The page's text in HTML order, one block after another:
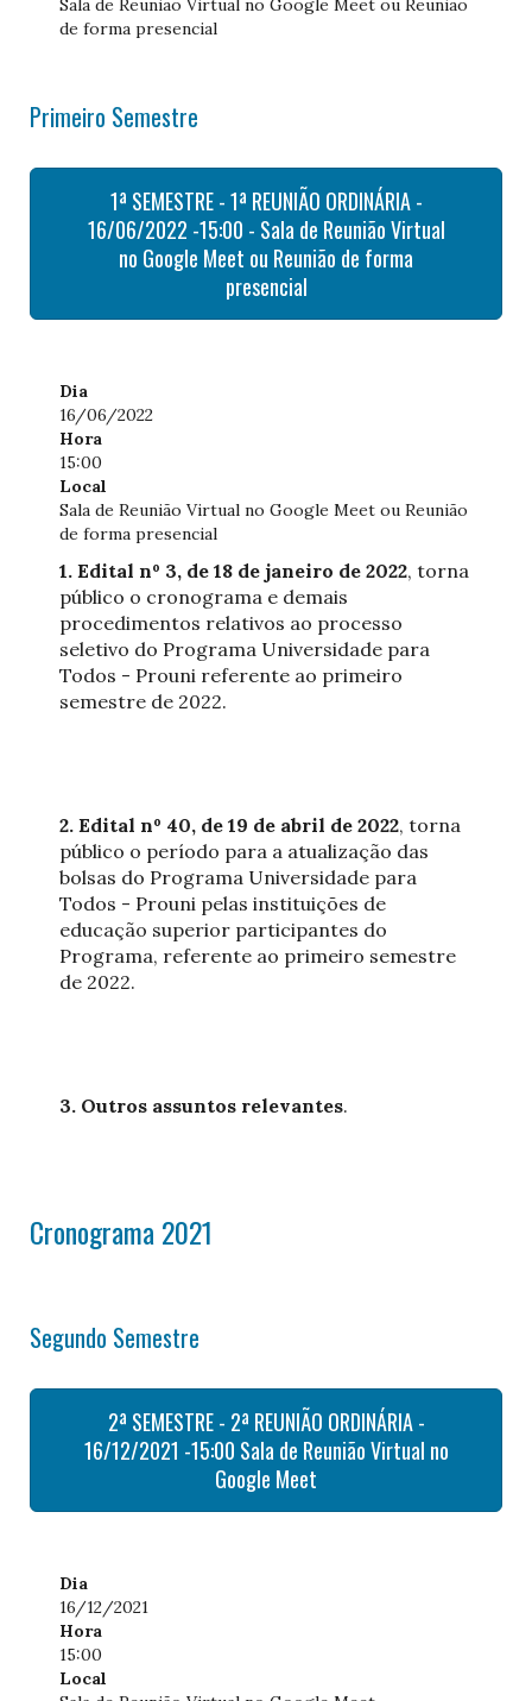
Sala de Reunião Virtual no Google Meet ou Reunião
de forma presencial
Primeiro Semestre
1ª SEMESTRE - 1ª REUNIÃO ORDINÁRIA -
16/06/2022 -15:00 - Sala de Reunião Virtual
no Google Meet ou Reunião de forma
presencial
Dia
16/06/2022
Hora
15:00
Local
Sala de Reunião Virtual no Google Meet ou Reunião
de forma presencial
1. Edital nº 3, de 18 de janeiro de 2022, torna
público o cronograma e demais
procedimentos relativos ao processo
seletivo do Programa Universidade para
Todos - Prouni referente ao primeiro
semestre de 2022.
2. Edital nº 40, de 19 de abril de 2022, torna
público o período para a atualização das
bolsas do Programa Universidade para
Todos - Prouni pelas instituições de
educação superior participantes do
Programa, referente ao primeiro semestre
de 2022.
3. Outros assuntos relevantes.
Cronograma 2021
Segundo Semestre
2ª SEMESTRE - 2ª REUNIÃO ORDINÁRIA -
16/12/2021 -15:00 Sala de Reunião Virtual no
Google Meet
Dia
16/12/2021
Hora
15:00
Local